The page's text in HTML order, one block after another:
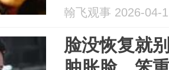
翰飞观事 2026-04-
脸没恢复就